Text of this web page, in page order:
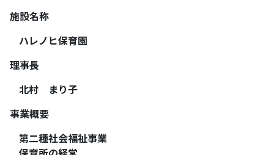
施設名称
ハレノヒ保育園
理事長
北村 まり子
事業概要
第二種社会福祉事業